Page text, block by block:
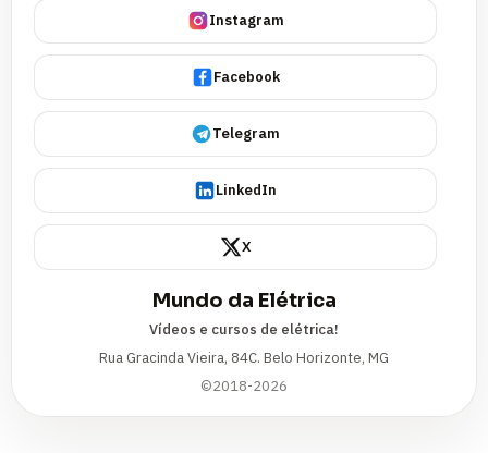
Instagram
Facebook
Telegram
LinkedIn
X
Mundo da Elétrica
Vídeos e cursos de elétrica!
Rua Gracinda Vieira, 84C. Belo Horizonte, MG
©2018-2026